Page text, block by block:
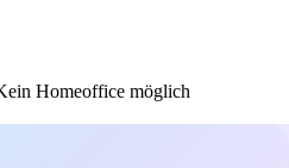
Homeoffice möglich